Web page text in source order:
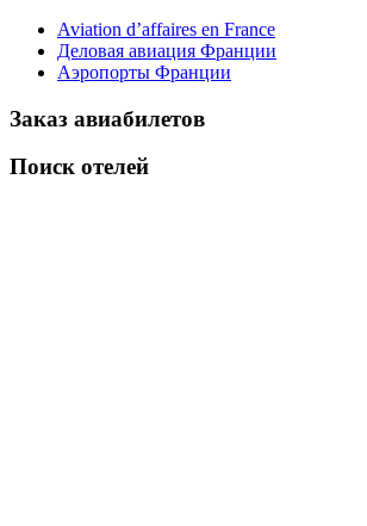
Aviation d’affaires en France
Деловая авиация Франции
Аэропорты Франции
Заказ авиабилетов
Поиск отелей